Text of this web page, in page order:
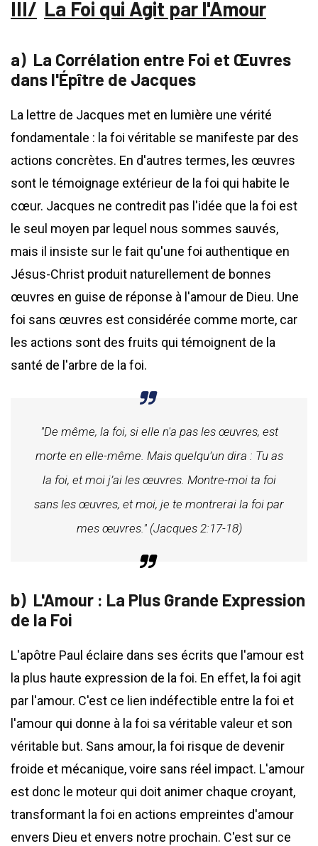
La Foi qui Agit par l'Amour
La Corrélation entre Foi et Œuvres
dans l'Épître de Jacques
La lettre de Jacques met en lumière une vérité
fondamentale : la foi véritable se manifeste par des
actions concrètes. En d'autres termes, les œuvres
sont le témoignage extérieur de la foi qui habite le
cœur. Jacques ne contredit pas l'idée que la foi est
le seul moyen par lequel nous sommes sauvés,
mais il insiste sur le fait qu'une foi authentique en
Jésus-Christ produit naturellement de bonnes
œuvres en guise de réponse à l'amour de Dieu. Une
foi sans œuvres est considérée comme morte, car
les actions sont des fruits qui témoignent de la
santé de l'arbre de la foi.
"De même, la foi, si elle n'a pas les œuvres, est
morte en elle-même. Mais quelqu’un dira : Tu as
la foi, et moi j’ai les œuvres. Montre-moi ta foi
sans les œuvres, et moi, je te montrerai la foi par
mes œuvres." (Jacques 2:17-18)
L'Amour : La Plus Grande Expression
de la Foi
L'apôtre Paul éclaire dans ses écrits que l'amour est
la plus haute expression de la foi. En effet, la foi agit
par l'amour. C'est ce lien indéfectible entre la foi et
l'amour qui donne à la foi sa véritable valeur et son
véritable but. Sans amour, la foi risque de devenir
froide et mécanique, voire sans réel impact. L'amour
est donc le moteur qui doit animer chaque croyant,
transformant la foi en actions empreintes d'amour
envers Dieu et envers notre prochain. C'est sur ce